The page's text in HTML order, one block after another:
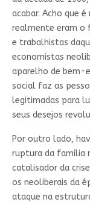
acabar. Acho que
realmente eram o
e trabalhistas
economistas
aparelho de bem-
social faz as
legitimadas para
seus desejos
Por outro lado,
ruptura da família
catalisador da
os neoliberais da
ataque na